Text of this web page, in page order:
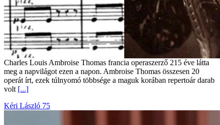
Charles Louis Ambroise Thomas francia operaszerző 215 éve látta
meg a napvilágot ezen a napon. Ambroise Thomas összesen 20
operát írt, ezek túlnyomó többsége a maguk korában repertoár darab
volt [...]
Kéri László 75